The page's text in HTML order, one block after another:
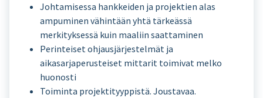
Johtamisessa hankkeiden ja projektien alas
ampuminen vähintään yhtä tärkeässä
merkityksessä kuin maaliin saattaminen
Perinteiset ohjausjärjestelmät ja
aikasarjaperusteiset mittarit toimivat melko
huonosti
Toiminta projektityyppistä. Joustavaa.